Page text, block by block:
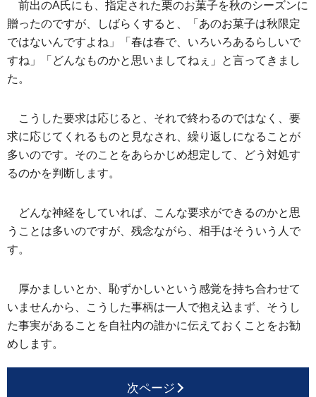
前出のA氏にも、指定された栗のお菓子を秋のシーズンに
贈ったのですが、しばらくすると、「あのお菓子は秋限定
ではないんですよね」「春は春で、いろいろあるらしいで
すね」「どんなものかと思いましてねぇ」と言ってきまし
た。
こうした要求は応じると、それで終わるのではなく、要
求に応じてくれるものと見なされ、繰り返しになることが
多いのです。そのことをあらかじめ想定して、どう対処す
るのかを判断します。
どんな神経をしていれば、こんな要求ができるのかと思
うことは多いのですが、残念ながら、相手はそういう人で
す。
厚かましいとか、恥ずかしいという感覚を持ち合わせて
いませんから、こうした事柄は一人で抱え込まず、そうし
た事実があることを自社内の誰かに伝えておくことをお勧
めします。
次ページ